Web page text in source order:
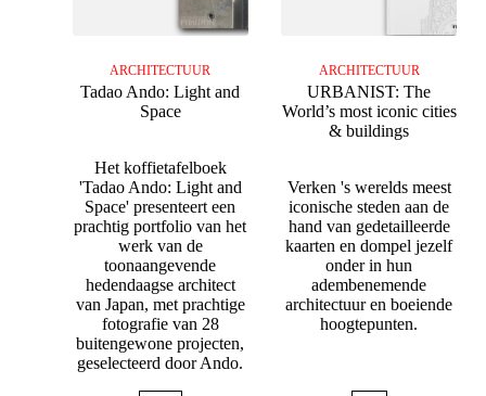
ARCHITECTUUR
Tadao Ando: Light and
Space
Het koffietafelboek
'Tadao Ando: Light and
Space' presenteert een
prachtig portfolio van het
werk van de
toonaangevende
hedendaagse architect
van Japan, met prachtige
fotografie van 28
buitengewone projecten,
geselecteerd door Ando.
ARCHITECTUUR
URBANIST: The
World’s most iconic cities
& buildings
Verken 's werelds meest
iconische steden aan de
hand van gedetailleerde
kaarten en dompel jezelf
onder in hun
adembenemende
architectuur en boeiende
hoogtepunten.